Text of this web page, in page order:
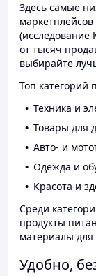
Здесь самые
(исследование
от тысяч
выбирайте
Топ категорий
Техника и
Товары для
Авто- и
Одежда и
Красота и
Среди
продукты
материалы
Удобно,